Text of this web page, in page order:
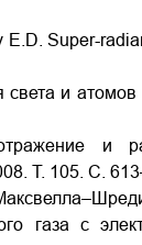
E.D. Super-
и
и
Т. 105. С.
газа с